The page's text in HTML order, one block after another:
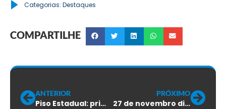
Categorias: Destaques
COMPARTILHE
ANTERIOR
Piso Estadual: primeira rodada de negociações não alcança resultados
PRÓXIMO
27 de novembro dia do técnico em segurança do trabalho